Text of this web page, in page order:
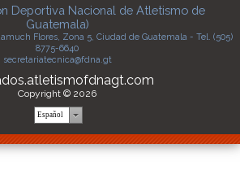
Deportiva Nacional de Atletismo de
Guatemala)
Flores, Zona 5, Ciudad de Guatemala - Tel. (505)
8775-6640
secretariatecnica@fdna.gt
Copyright © 2026